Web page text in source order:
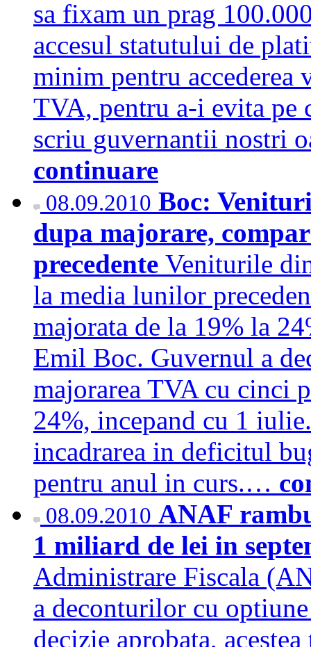
sa fixam un prag
accesul statutului de
minim pentru accederea
TVA, pentru a-i evita pe
scriu guvernantii nostri
continuare
08.09.2010 Boc:
dupa majorare,
precedente Veniturile
la media lunilor
majorata de la 19% la
Emil Boc. Guvernul a
majorarea TVA cu cinci
24%, incepand cu 1
incadrarea in deficitul
pentru anul in curs.…
08.09.2010 ANAF
1 miliard de lei in
Administrare Fiscala
a deconturilor cu
decizie aprobata,